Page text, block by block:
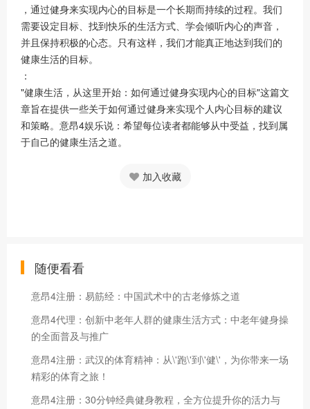
，通过健身来实现内心的目标是一个长期而持续的过程。我们
需要设定目标、找到快乐的生活方式、学会倾听内心的声音，
并且保持积极的心态。只有这样，我们才能真正地达到我们的
健康生活的目标。
：
"健康生活，从这里开始：如何通过健身实现内心的目标"这篇文
章旨在提供一些关于如何通过健身来实现个人内心目标的建议
和策略。意昂4娱乐说：希望每位读者都能够从中受益，找到属
于自己的健康生活之道。
加入收藏
随便看看
意昂4注册：易筋经：中国武术中的古老修炼之道
意昂4代理：创新中老年人群的健康生活方式：中老年健身操
的全面普及与推广
意昂4注册：武汉的体育精神：从\'跑\'到\'健\'，为你带来一场
精彩的体育之旅！
意昂4注册：30分钟经典健身教程，全方位提升你的活力与